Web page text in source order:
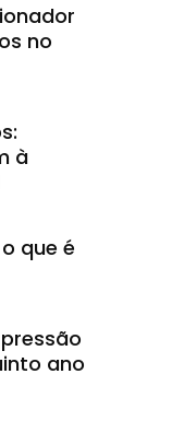
no
à
que é
ano